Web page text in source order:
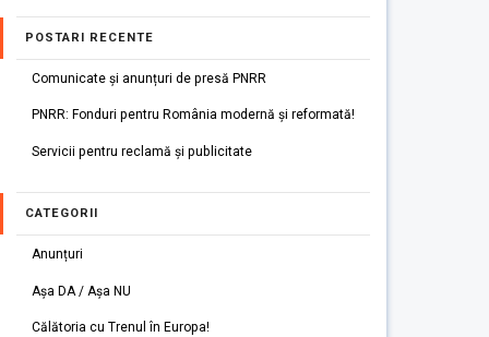
POSTARI RECENTE
Comunicate și anunțuri de presă PNRR
PNRR: Fonduri pentru România modernă și reformată!
Servicii pentru reclamă și publicitate
CATEGORII
Anunțuri
Așa DA / Așa NU
Călătoria cu Trenul în Europa!